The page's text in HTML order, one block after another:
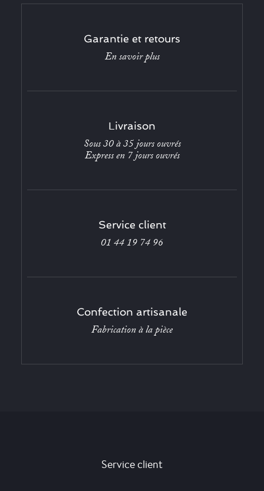
Garantie et retours
En savoir plus
Livraison
Sous 30 à 35 jours ouvrés
Express en 7 jours ouvrés
Service client
01 44 19 74 96
Confection artisanale
Fabrication à la pièce
Service client